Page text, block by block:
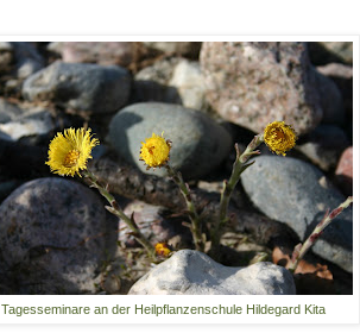
Tagesseminare an der Heilpflanzenschule Hildegard Kita